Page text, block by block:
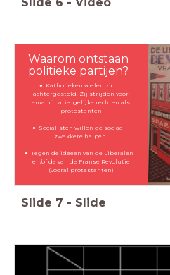
Slide 6 - Video
Waarom ontstaan
politieke partijen?
Katholieken voelen zich
achtergesteld. Zij strijden voor
emancipatie: gelijke rechten als
protestanten
Socialisten willen de sociaal
zwakkere helpen.
Tegen de ideeën van de Liberalen
en/of de van de Franse Revolutie
(vooral protestanten)
Slide 7 - Slide